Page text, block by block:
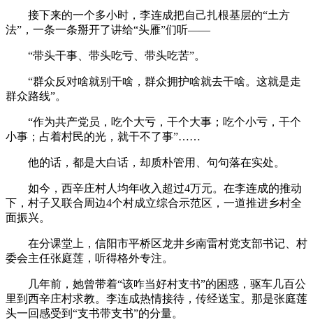
接下来的一个多小时，李连成把自己扎根基层的“土方
法”，一条一条掰开了讲给“头雁”们听——
“带头干事、带头吃亏、带头吃苦”。
“群众反对啥就别干啥，群众拥护啥就去干啥。这就是走
群众路线”。
“作为共产党员，吃个大亏，干个大事；吃个小亏，干个
小事；占着村民的光，就干不了事”……
他的话，都是大白话，却质朴管用、句句落在实处。
如今，西辛庄村人均年收入超过4万元。在李连成的推动
下，村子又联合周边4个村成立综合示范区，一道推进乡村全
面振兴。
在分课堂上，信阳市平桥区龙井乡南雷村党支部书记、村
委会主任张庭莲，听得格外专注。
几年前，她曾带着“该咋当好村支书”的困惑，驱车几百公
里到西辛庄村求教。李连成热情接待，传经送宝。那是张庭莲
头一回感受到“支书带支书”的分量。